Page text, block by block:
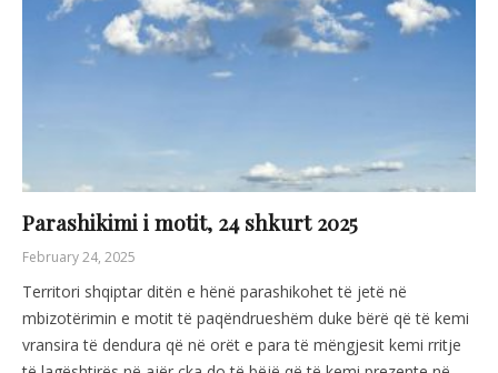
Parashikimi i motit, 24 shkurt 2025
February 24, 2025
Territori shqiptar ditën e hënë parashikohet të jetë në
mbizotërimin e motit të paqëndrueshëm duke bërë që të kemi
vransira të dendura që në orët e para të mëngjesit kemi rritje